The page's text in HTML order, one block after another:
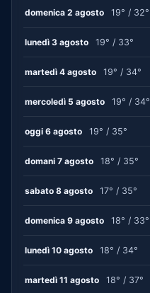
domenica 2 agosto 19° / 32°
lunedì 3 agosto 19° / 33°
martedì 4 agosto 19° / 34°
mercoledì 5 agosto 19° / 34°
oggi 6 agosto 19° / 35°
domani 7 agosto 18° / 35°
sabato 8 agosto 17° / 35°
domenica 9 agosto 18° / 33°
lunedì 10 agosto 18° / 34°
martedì 11 agosto 18° / 37°